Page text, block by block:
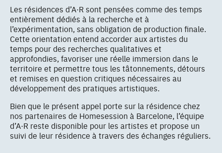
Les résidences d’A·R sont pensées comme des temps
entièrement dédiés à la recherche et à
l’expérimentation, sans obligation de production finale.
Cette orientation entend accorder aux artistes du
temps pour des recherches qualitatives et
approfondies, favoriser une réelle immersion dans le
territoire et permettre tous les tâtonnements, détours
et remises en question critiques nécessaires au
développement des pratiques artistiques.
Bien que le présent appel porte sur la résidence chez
nos partenaires de Homesession à Barcelone, l’équipe
d’A·R reste disponible pour les artistes et propose un
suivi de leur résidence à travers des échanges réguliers.